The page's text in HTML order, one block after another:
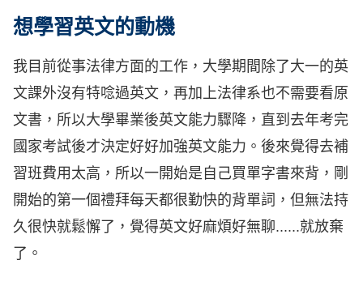
想學習英文的動機
我目前從事法律方面的工作，大學期間除了大一的英
文課外沒有特唸過英文，再加上法律系也不需要看原
文書，所以大學畢業後英文能力驟降，直到去年考完
國家考試後才決定好好加強英文能力。後來覺得去補
習班費用太高，所以一開始是自己買單字書來背，剛
開始的第一個禮拜每天都很勤快的背單詞，但無法持
久很快就鬆懈了，覺得英文好麻煩好無聊......就放棄
了。